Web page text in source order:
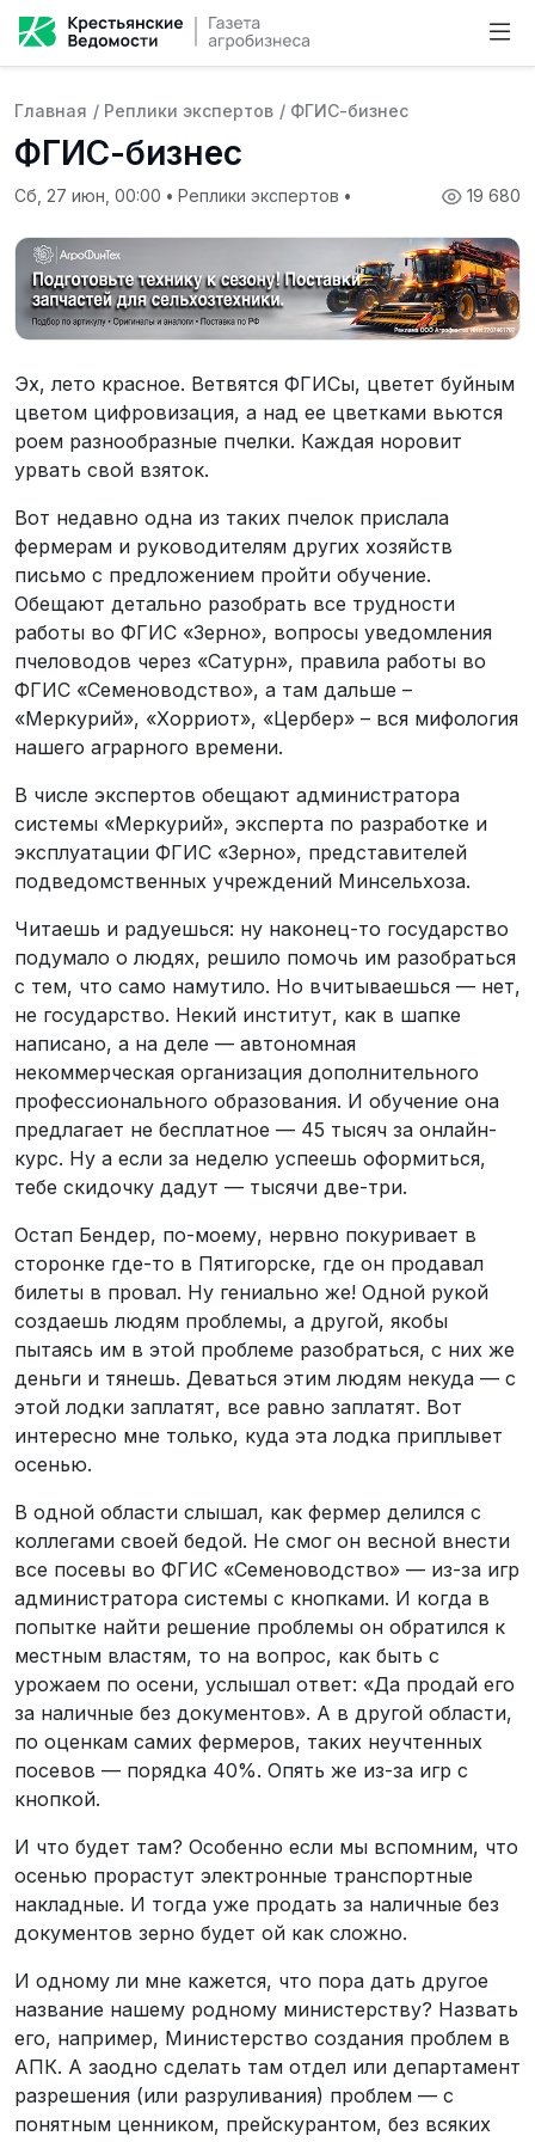
Главная / Реплики экспертов / ФГИС-бизнес
ФГИС-бизнес
19 680
Сб, 27 июн, 00:00 • Реплики экспертов •
Эх, лето красное. Ветвятся ФГИСы, цветет буйным
цветом цифровизация, а над ее цветками вьются
роем разнообразные пчелки. Каждая норовит
урвать свой взяток.
Вот недавно одна из таких пчелок прислала
фермерам и руководителям других хозяйств
письмо с предложением пройти обучение.
Обещают детально разобрать все трудности
работы во ФГИС «Зерно», вопросы уведомления
пчеловодов через «Сатурн», правила работы во
ФГИС «Семеноводство», а там дальше –
«Меркурий», «Хорриот», «Цербер» – вся мифология
нашего аграрного времени.
В числе экспертов обещают администратора
системы «Меркурий», эксперта по разработке и
эксплуатации ФГИС «Зерно», представителей
подведомственных учреждений Минсельхоза.
Читаешь и радуешься: ну наконец-то государство
подумало о людях, решило помочь им разобраться
с тем, что само намутило. Но вчитываешься — нет,
не государство. Некий институт, как в шапке
написано, а на деле — автономная
некоммерческая организация дополнительного
профессионального образования. И обучение она
предлагает не бесплатное — 45 тысяч за онлайн-
курс. Ну а если за неделю успеешь оформиться,
тебе скидочку дадут — тысячи две-три.
Остап Бендер, по-моему, нервно покуривает в
сторонке где-то в Пятигорске, где он продавал
билеты в провал. Ну гениально же! Одной рукой
создаешь людям проблемы, а другой, якобы
пытаясь им в этой проблеме разобраться, с них же
деньги и тянешь. Деваться этим людям некуда — с
этой лодки заплатят, все равно заплатят. Вот
интересно мне только, куда эта лодка приплывет
осенью.
В одной области слышал, как фермер делился с
коллегами своей бедой. Не смог он весной внести
все посевы во ФГИС «Семеноводство» — из-за игр
администратора системы с кнопками. И когда в
попытке найти решение проблемы он обратился к
местным властям, то на вопрос, как быть с
урожаем по осени, услышал ответ: «Да продай его
за наличные без документов». А в другой области,
по оценкам самих фермеров, таких неучтенных
посевов — порядка 40%. Опять же из-за игр с
кнопкой.
И что будет там? Особенно если мы вспомним, что
осенью прорастут электронные транспортные
накладные. И тогда уже продать за наличные без
документов зерно будет ой как сложно.
И одному ли мне кажется, что пора дать другое
название нашему родному министерству? Назвать
его, например, Министерство создания проблем в
АПК. А заодно сделать там отдел или департамент
разрешения (или разруливания) проблем — с
понятным ценником, прейскурантом, без всяких